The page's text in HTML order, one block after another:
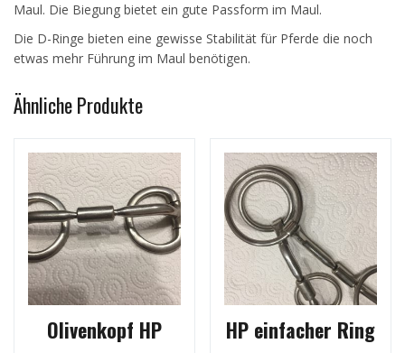
Maul. Die Biegung bietet ein gute Passform im Maul.
Die D-Ringe bieten eine gewisse Stabilität für Pferde die noch
etwas mehr Führung im Maul benötigen.
Ähnliche Produkte
Olivenkopf HP HP einfacher Ring